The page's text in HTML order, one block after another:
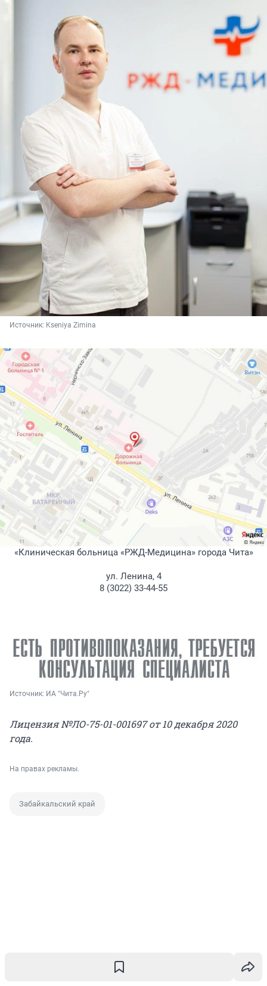
Источник: Kseniya Zimina
«Клиническая больница «РЖД-Медицина» города Чита»
ул. Ленина, 4
8 (3022) 33-44-55
Источник: ИА "Чита.Ру"
Лицензия №ЛО-75-01-001697 от 10 декабря 2020
года.
На правах рекламы.
Забайкальский край